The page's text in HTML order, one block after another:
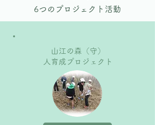
6つのプロジェクト活動
山江の森（守）
人育成プロジェクト